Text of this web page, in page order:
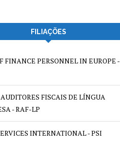
FILIAÇÕES
FINANCE PERSONNEL IN EUROPE -
AUDITORES FISCAIS DE LÍNGUA
- RAF-LP
INTERNATIONAL - PSI